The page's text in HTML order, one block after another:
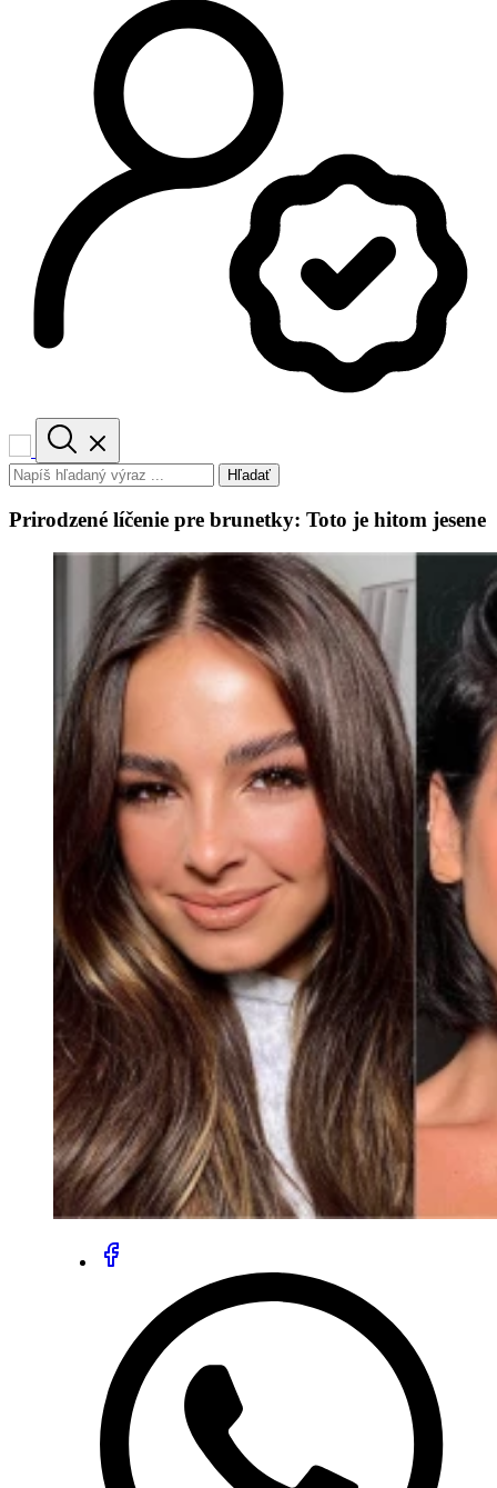
Hľadať
Prirodzené líčenie pre brunetky: Toto je hitom jesene